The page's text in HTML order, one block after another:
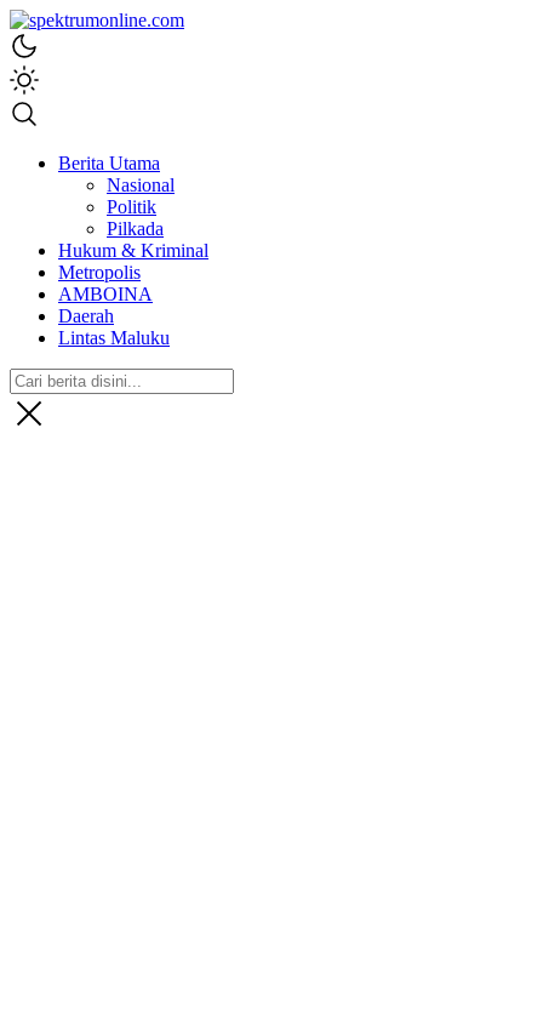
spektrumonline.com
Berita Utama
Nasional
Politik
Pilkada
Hukum & Kriminal
Metropolis
AMBOINA
Daerah
Lintas Maluku